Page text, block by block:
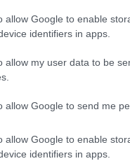
allow Google to enable
identifiers in apps.
allow my user data to be
allow Google to send me
allow Google to enable
identifiers in apps.
λογοδοσίας των
η
ελέγχου
των
των
αρμοδιοτήτων